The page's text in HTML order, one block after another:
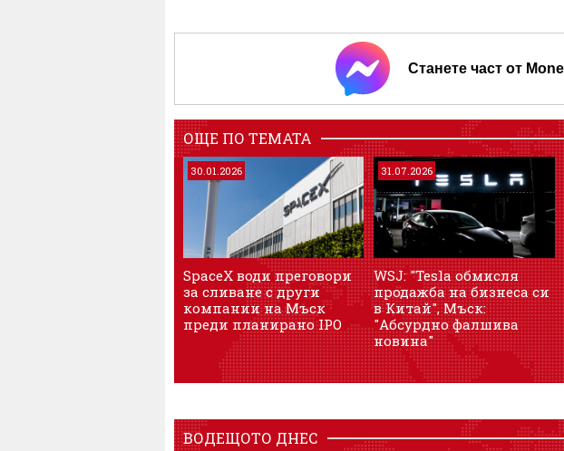
Станете част от
ОЩЕ ПО ТЕМАТА
30.01.2026
SpaceX води преговори
за сливане с други
компании на Мъск
преди планирано IPO
31.07.2026
WSJ: "Tesla обмисля
продажба на бизнеса си
в Китай", Мъск:
"Абсурдно фалшива
новина"
ВОДЕЩОТО ДНЕС